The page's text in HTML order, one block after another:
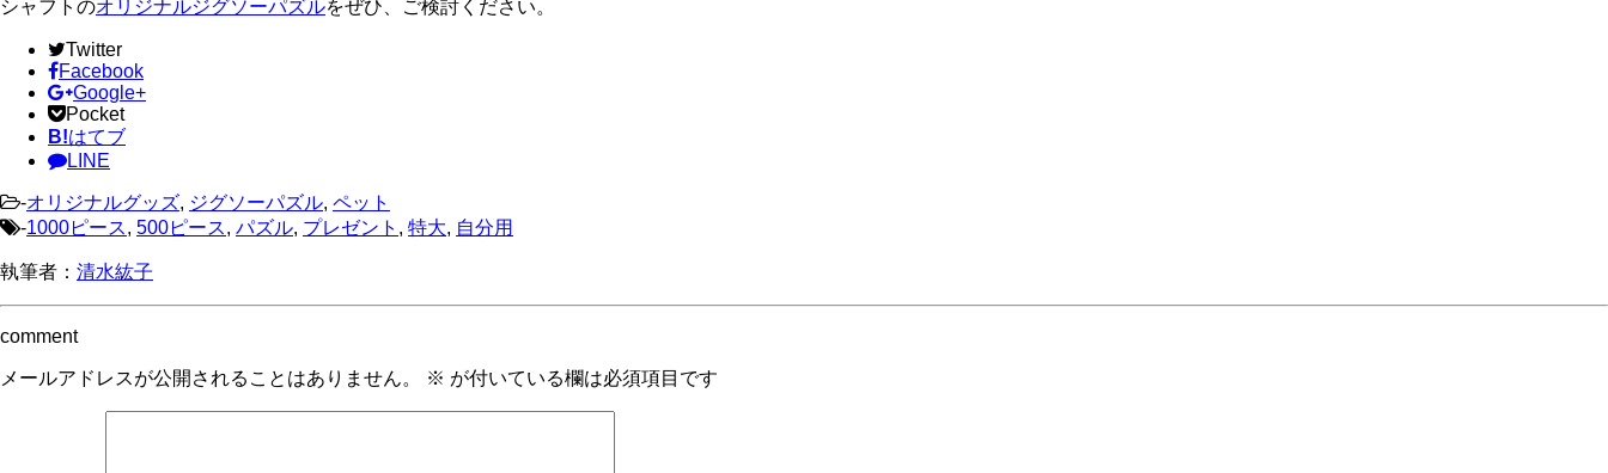
シャフトのオリジナルジグソーパズルをぜひ、ご検討ください。
Twitter
Facebook
Google+
Pocket
B!はてブ
LINE
-オリジナルグッズ, ジグソーパズル, ペット
-1000ピース, 500ピース, パズル, プレゼント , 特大, 自分用
執筆者： 清水紘子
comment
メールアドレスが公開されることはありません。 ※ が付いている欄は必須項目です